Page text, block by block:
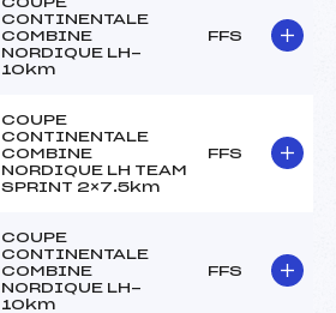
CONTINENTALE
COMBINE
NORDIQUE LH-
10km
FFS
COUPE
CONTINENTALE
COMBINE
NORDIQUE LH TEAM
SPRINT 2×7.5km
FFS
COUPE
CONTINENTALE
COMBINE
NORDIQUE LH-
10km
FFS